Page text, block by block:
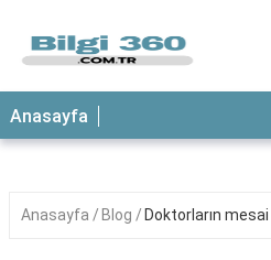
ANASAYFA
Anasayfa
Anasayfa Blog Doktorların